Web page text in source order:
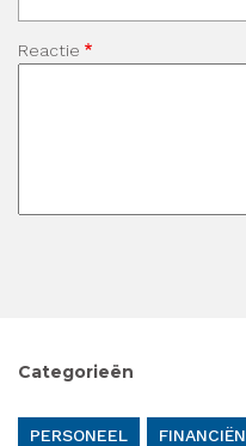
Reactie
Categorieën
PERSONEEL FINANCIËN